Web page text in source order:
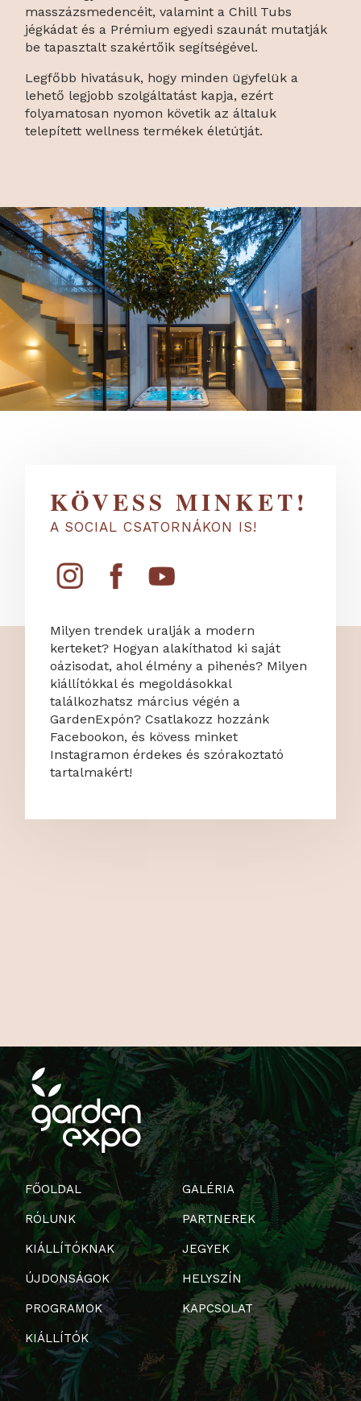
masszázsmedencéit, valamint a Chill Tubs
jégkádat és a Prémium egyedi szaunát mutatják
be tapasztalt szakértőik segítségével.
Legfőbb hivatásuk, hogy minden ügyfelük a
lehető legjobb szolgáltatást kapja, ezért
folyamatosan nyomon követik az általuk
telepített wellness termékek életútját.
KÖVESS MINKET!
A SOCIAL CSATORNÁKON IS!
Milyen trendek uralják a modern
kerteket? Hogyan alakíthatod ki saját
oázisodat, ahol élmény a pihenés? Milyen
kiállítókkal és megoldásokkal
találkozhatsz március végén a
GardenExpón? Csatlakozz hozzánk
Facebookon, és kövess minket
Instagramon érdekes és szórakoztató
tartalmakért!
FŐOLDAL
RÓLUNK
KIÁLLÍTÓKNAK
ÚJDONSÁGOK
PROGRAMOK
KIÁLLÍTÓK
GALÉRIA
PARTNEREK
JEGYEK
HELYSZÍN
KAPCSOLAT